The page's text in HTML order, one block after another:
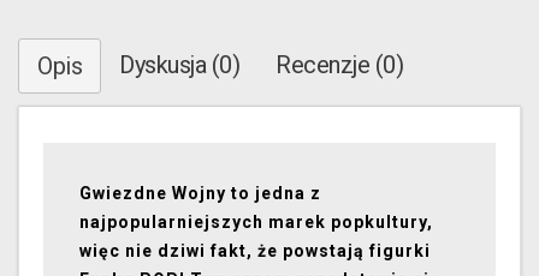
Opis Dyskusja (0) Recenzje (0)
Gwiezdne Wojny to jedna z
najpopularniejszych marek popkultury,
więc nie dziwi fakt, że powstają figurki